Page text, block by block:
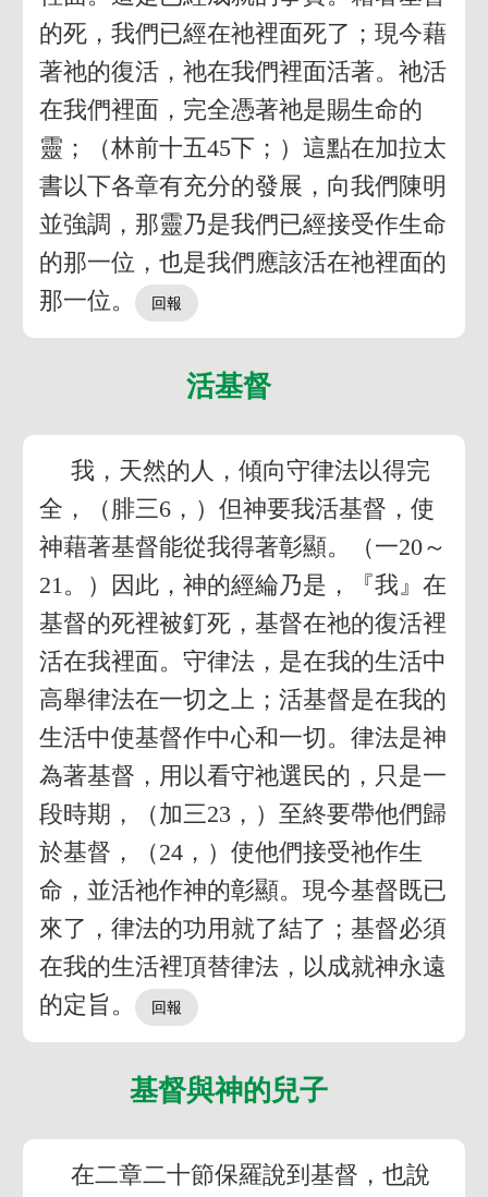
的死，我們已經在祂裡面死了；現今藉
著祂的復活，祂在我們裡面活著。祂活
在我們裡面，完全憑著祂是賜生命的
靈；（林前十五45下；）這點在加拉太
書以下各章有充分的發展，向我們陳明
並強調，那靈乃是我們已經接受作生命
的那一位，也是我們應該活在祂裡面的
那一位。
活基督
我，天然的人，傾向守律法以得完
全，（腓三6，）但神要我活基督，使
神藉著基督能從我得著彰顯。（一20～
21。）因此，神的經綸乃是，『我』在
基督的死裡被釘死，基督在祂的復活裡
活在我裡面。守律法，是在我的生活中
高舉律法在一切之上；活基督是在我的
生活中使基督作中心和一切。律法是神
為著基督，用以看守祂選民的，只是一
段時期，（加三23，）至終要帶他們歸
於基督，（24，）使他們接受祂作生
命，並活祂作神的彰顯。現今基督既已
來了，律法的功用就了結了；基督必須
在我的生活裡頂替律法，以成就神永遠
的定旨。
基督與神的兒子
在二章二十節保羅說到基督，也說